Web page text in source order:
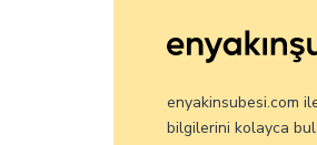
enyakinsubesi.com
bilgilerini kolayca